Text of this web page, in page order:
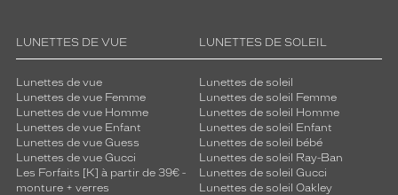
LUNETTES DE VUE
Lunettes de vue
Lunettes de vue Femme
Lunettes de vue Homme
Lunettes de vue Enfant
Lunettes de vue Guess
Lunettes de vue Gucci
Les Forfaits [K] à partir de 39€ -
monture + verres
LUNETTES DE SOLEIL
Lunettes de soleil
Lunettes de soleil Femme
Lunettes de soleil Homme
Lunettes de soleil Enfant
Lunettes de soleil bébé
Lunettes de soleil Ray-Ban
Lunettes de soleil Gucci
Lunettes de soleil Oakley